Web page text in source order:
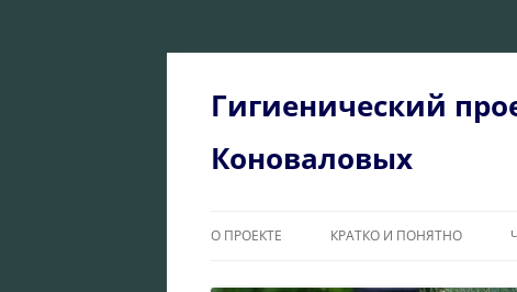
Перейти
Гигиенический
Коноваловых
О ПРОЕКТЕ КРАТКО И ПОНЯТНО